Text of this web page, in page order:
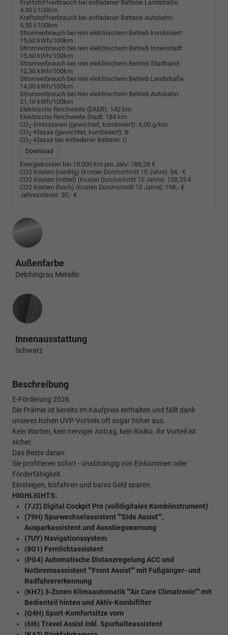
Kraftstoffverbrauch bei entladener Batterie Landstraße:
4,30 l/100km
Kraftstoffverbrauch bei entladener Batterie Autobahn:
5,50 l/100km
Stromverbrauch bei rein elektrischem Betrieb kombiniert:
15,60 kWh/100km
Stromverbrauch bei rein elektrischem Betrieb Innenstadt:
15,60 kWh/100km
Stromverbrauch bei rein elektrischem Betrieb Stadtrand:
12,30 kWh/100km
Stromverbrauch bei rein elektrischem Betrieb Landstraße:
14,00 kWh/100km
Stromverbrauch bei rein elektrischem Betrieb Autobahn:
21,10 kWh/100km
Elektrische Reichweite (EAER): 142 km
Elektrische Reichweite Stadt: 184 km
CO2-Emissionen (gewichtet, kombiniert): 6,00 g/km
CO2-Klasse (gewichtet, kombiniert): B
CO2-Klasse bei entladener Batterie: C
Download
Energiekosten bei 15.000 km pro Jahr: 786,28 €
CO2 Kosten (niedrig) (Kosten Durchschnitt 10 Jahre): 54,- €
CO2 Kosten (mittel) (Kosten Durchschnitt 10 Jahre): 128,25 €
CO2 Kosten (hoch) (Kosten Durchschnitt 10 Jahre): 198,- €
Jahressteuer: 30,- €
Außenfarbe
Delphingrau Metallic
Innenausstattung
Innenausstattung
Schwarz
Beschreibung
E-Förderung 2026
Die Prämie ist bereits im Kaufpreis enthalten und fällt dank
unseres hohen UVP-Vorteils oft sogar höher aus.
Kein Warten, kein nerviger Antrag, kein Risiko. Ihr Vorteil ist
sicher.
Das Beste daran:
Sie profitieren sofort - unabhängig von Einkommen oder
Förderfähigkeit.
Einsteigen, losfahren und bares Geld sparen.
HIGHLIGHTS:
(7J2) Digital Cockpit Pro (volldigitales Kombiinstrument)
(79H) Spurwechselassistent ""Side Assist"",
Ausparkassistent und Ausstiegswarnung
(7UY) Navigationssystem
(8G1) Fernlichtassistent
(PG4) Automatische Distanzregelung ACC und
Notbremsassistent ""Front Assist"" mit Fußgänger- und
Radfahrererkennung
(KH7) 3-Zonen Klimaautomatik ""Air Care Climatronic"" mit
Bedienteil hinten und Aktiv-Kombifilter
(Q4H) Sport-Komfortsitze vorn
(6I6) Travel Assist inkl. Spurhalteassistent